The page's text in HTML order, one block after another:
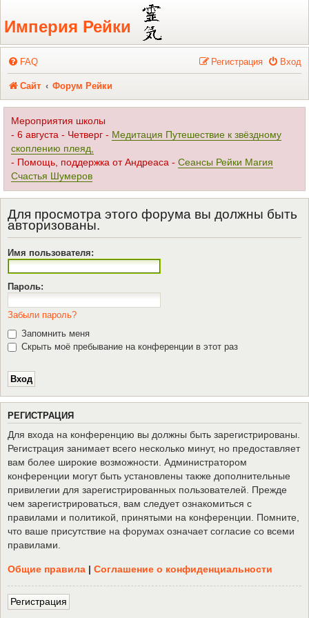
Регистрация
Империя Рейки
FAQ Вход
Регистрация
Сайт Форум Рейки
Мероприятия школы
- 6 августа - Четверг - Медитация Путешествие к звёздному
скоплению плеяд,
- Помощь, поддержка от Андреаса - Сеансы Рейки Магия
Счастья Шумеров
Для просмотра этого форума вы должны быть
авторизованы.
Имя пользователя:
Пароль:
Забыли пароль?
Запомнить меня
Скрыть моё пребывание на конференции в этот раз
РЕГИСТРАЦИЯ
Для входа на конференцию вы должны быть зарегистрированы.
Регистрация занимает всего несколько минут, но предоставляет
вам более широкие возможности. Администратором
конференции могут быть установлены также дополнительные
привилегии для зарегистрированных пользователей. Прежде
чем зарегистрироваться, вам следует ознакомиться с
правилами и политикой, принятыми на конференции. Помните,
что ваше присутствие на форумах означает согласие со всеми
правилами.
Общие правила | Соглашение о конфиденциальности
Регистрация